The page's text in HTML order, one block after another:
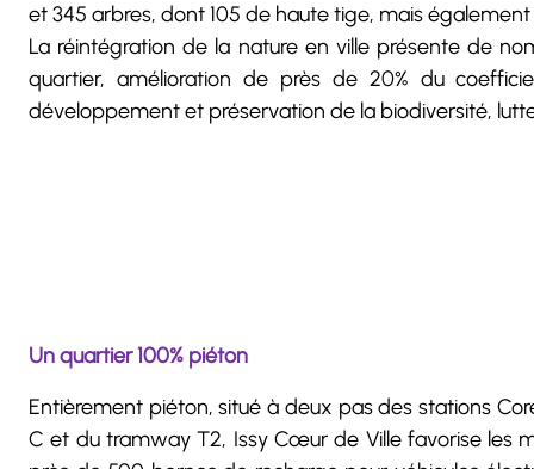
et 345 arbres, dont 105 de haute tige, mais
La réintégration de la nature en ville présente de
quartier, amélioration de près de 20% du
développement et préservation de la biodiversité,
Un quartier 100% piéton
Entièrement piéton, situé à deux pas des stations
C et du tramway T2, Issy Cœur de Ville favorise les